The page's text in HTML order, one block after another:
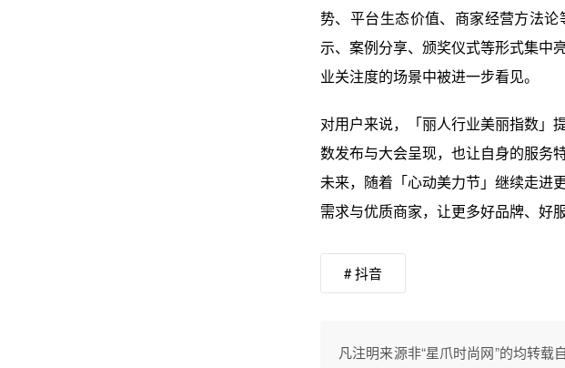
势、平台生态价值、商家经营方法
示、案例分享、颁奖仪式等形式集中
业关注度的场景中被进一步看见。
对用户来说，「丽人行业美丽指数」
数发布与大会呈现，也让自身的服务
未来，随着「心动美力节」继续走进
需求与优质商家，让更多好品牌、好
# 抖音
凡注明来源非“星爪时尚网”的均转